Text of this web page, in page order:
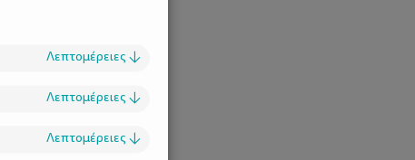
Λεπτομέρειες ↓
Λεπτομέρειες ↓
Λεπτομέρειες ↓